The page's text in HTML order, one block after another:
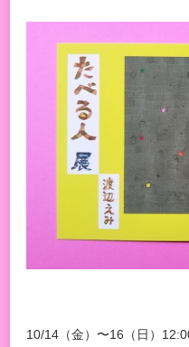
10/14（金）〜16（日）